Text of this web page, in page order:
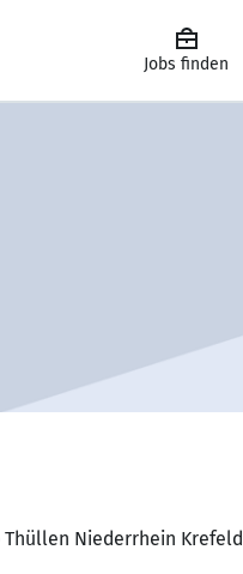
Jobs finden
Niederrhein Krefeld